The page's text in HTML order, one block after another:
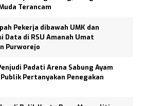
Terancam
Pekerja dibawah UMK dan
Data di RSU Amanah Umat
Purworejo
Padati Arena Sabung Ayam
Pertanyakan Penegakan